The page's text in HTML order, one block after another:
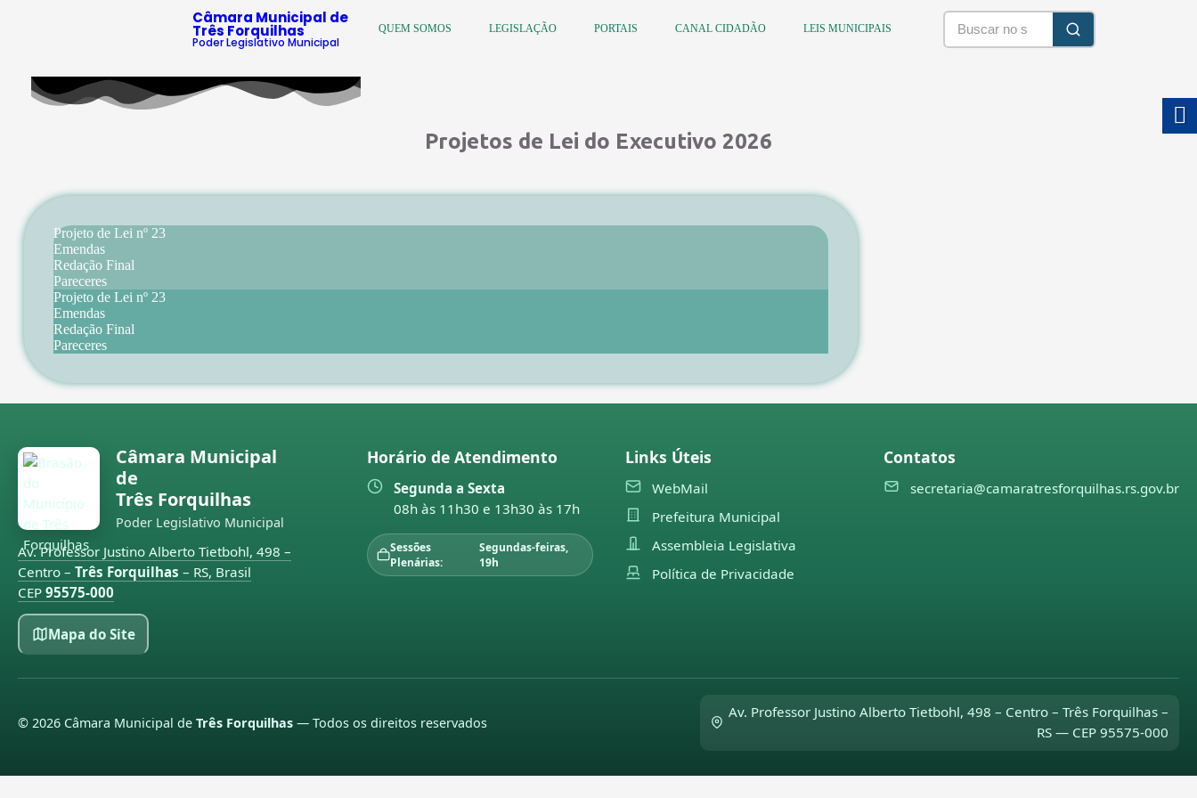
Câmara Municipal de
Três Forquilhas
Poder Legislativo Municipal
QUEM SOMOS LEGISLAÇÃO PORTAIS CANAL CIDADÃO LEIS MUNICIPAIS
Projetos de Lei do Executivo 2026
Projeto de Lei nº 23
Emendas
Redação Final
Pareceres
Projeto de Lei nº 23
Emendas
Redação Final
Pareceres
Câmara Municipal
de
Três Forquilhas
Poder Legislativo Municipal
Av. Professor Justino Alberto Tietbohl, 498 –
Centro – Três Forquilhas – RS, Brasil
CEP 95575-000
Mapa do Site
Horário de Atendimento
Segunda a Sexta
08h às 11h30 e 13h30 às 17h
Sessões
Plenárias:
Segundas-feiras,
19h
Links Úteis
WebMail
Prefeitura Municipal
Assembleia Legislativa
Política de Privacidade
Contatos
secretaria@camaratresforquilhas.rs.gov.br
© 2026 Câmara Municipal de Três Forquilhas — Todos os direitos reservados
Av. Professor Justino Alberto Tietbohl, 498 – Centro – Três Forquilhas –
RS — CEP 95575-000